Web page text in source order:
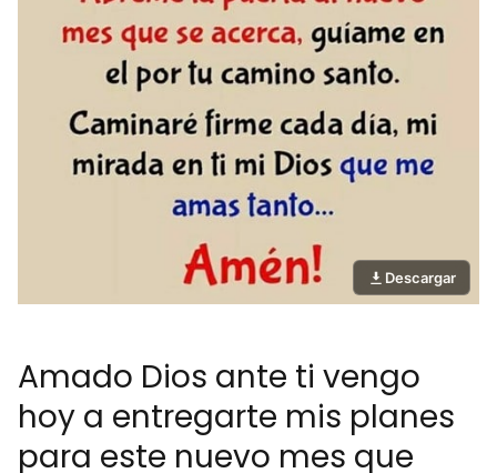
Descargar
Amado Dios ante ti vengo
hoy a entregarte mis planes
para este nuevo mes que